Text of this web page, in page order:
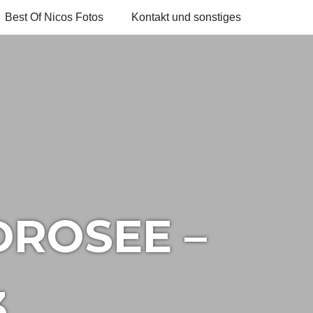
Best Of Nicos Fotos Kontakt und sonstiges
–